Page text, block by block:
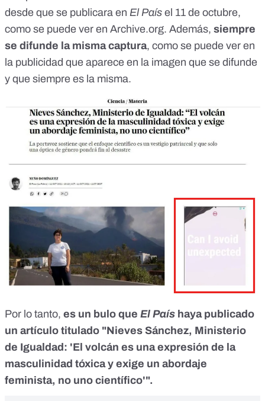
desde que se publicara en El País el 11 de octubre,
como se puede ver en Archive.org. Además, siempre
se difunde la misma captura, como se puede ver en
la publicidad que aparece en la imagen que se difunde
y que siempre es la misma.
Por lo tanto, es un bulo que El País haya publicado
un artículo titulado "Nieves Sánchez, Ministerio
de Igualdad: 'El volcán es una expresión de la
masculinidad tóxica y exige un abordaje
feminista, no uno científico'".